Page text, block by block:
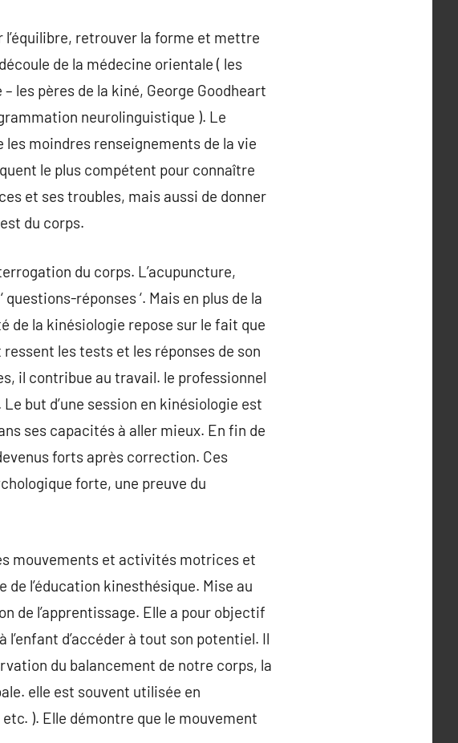
retrouver la forme et mettre
de la médecine orientale ( les
les pères de la kiné, George Goodheart
neurolinguistique ). Le
moindres renseignements de la vie
le plus compétent pour connaître
et ses troubles, mais aussi de donner
du corps.
du corps. L’acupuncture,
réponses ‘. Mais en plus de la
de la kinésiologie repose sur le fait que
les tests et les réponses de son
il contribue au travail. le professionnel
but d’une session en kinésiologie est
ses capacités à aller mieux. En fin de
forts après correction. Ces
forte, une preuve du
mouvements et activités motrices et
l’éducation kinesthésique. Mise au
de l’apprentissage. Elle a pour objectif
d’accéder à tout son potentiel. Il
du balancement de notre corps, la
elle est souvent utilisée en
). Elle démontre que le mouvement